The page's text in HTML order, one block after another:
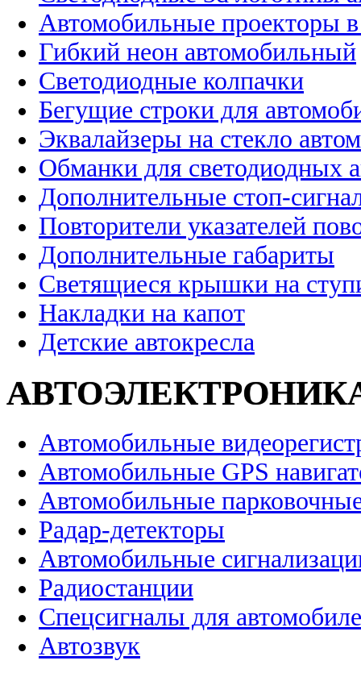
Автомобильные проекторы
Гибкий неон автомобильный
Светодиодные колпачки
Бегущие строки для
Эквалайзеры на стекло
Обманки для светодиодных
Дополнительные стоп-
Повторители указателей
Дополнительные габариты
Светящиеся крышки на
Накладки на капот
Детские автокресла
Автомобильные
Автомобильные GPS
Автомобильные
Радар-детекторы
Автомобильные
Радиостанции
Спецсигналы для
Автозвук